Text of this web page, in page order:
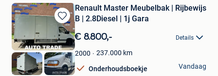
Bewaren
Mijn
Favorieten
Renault Master Meubelbak | Rijbewijs
B | 2.8Diesel | 1j Gara
€ 8.800,- Details
2000 237.000 km
Onderhoudsboekje
Autotrade
Hasselt
Vandaag